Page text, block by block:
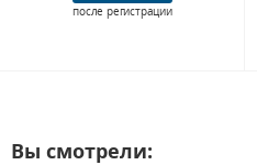
после регистрации
Вы смотрели: